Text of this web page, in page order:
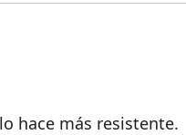
hace más resistente.